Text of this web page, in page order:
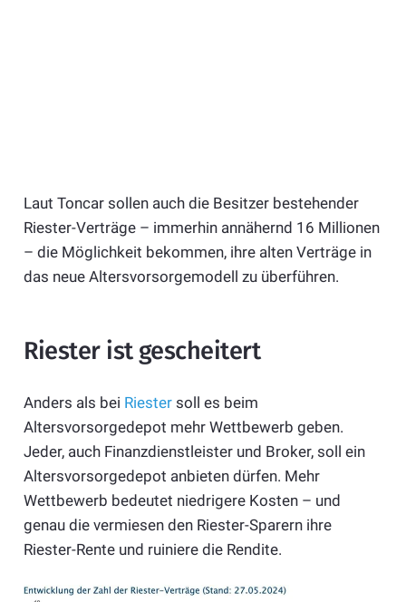
Laut Toncar sollen auch die Besitzer bestehender
Riester-Verträge – immerhin annähernd 16 Millionen
– die Möglichkeit bekommen, ihre alten Verträge in
das neue Altersvorsorgemodell zu überführen.
Riester ist gescheitert
Anders als bei Riestersoll es beim
Altersvorsorgedepot mehr Wettbewerb geben.
Jeder, auch Finanzdienstleister und Broker, soll ein
Altersvorsorgedepot anbieten dürfen. Mehr
Wettbewerb bedeutet niedrigere Kosten – und
genau die vermiesen den Riester-Sparern ihre
Riester-Rente und ruiniere die Rendite.